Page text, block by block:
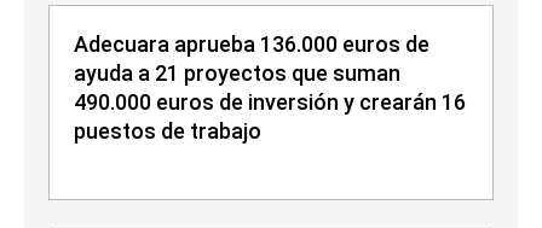
Adecuara aprueba 136.000 euros de
ayuda a 21 proyectos que suman
490.000 euros de inversión y crearán 16
puestos de trabajo